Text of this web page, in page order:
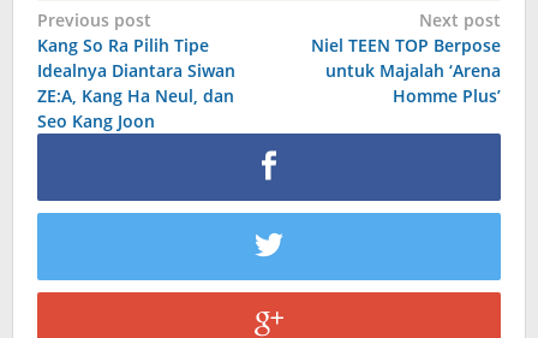
Post
navigation
Previous post
Kang So Ra Pilih Tipe
Idealnya Diantara Siwan
ZE:A, Kang Ha Neul, dan
Seo Kang Joon
Next post
Niel TEEN TOP Berpose
untuk Majalah ‘Arena
Homme Plus’